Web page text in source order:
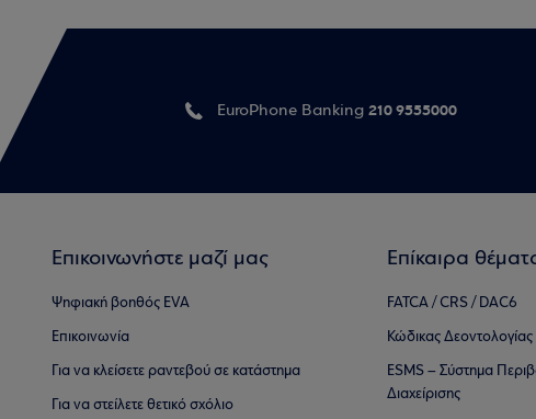
EuroPhone Banking 210 9555000
Επικοινωνήστε μαζί μας
Ψηφιακή βοηθός EVA
Επικοινωνία
Για να κλείσετε ραντεβού σε κατάστημα
Για να στείλετε θετικό σχόλιο
Επίκαιρα
FATCA / CRS / DAC6
Κώδικας
ESMS – Σύστημα
Διαχείρισης